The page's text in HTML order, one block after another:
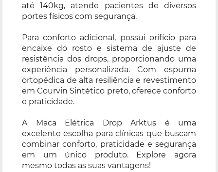
até 140kg, atende pacientes de diversos
portes físicos com segurança.
Para conforto adicional, possui orifício para
encaixe do rosto e sistema de ajuste de
resistência dos drops, proporcionando uma
experiência personalizada. Com espuma
ortopédica de alta resiliência e revestimento
em Courvin Sintético preto, oferece conforto
e praticidade.
A Maca Elétrica Drop Arktus é uma
excelente escolha para clínicas que buscam
combinar conforto, praticidade e segurança
em um único produto. Explore agora
mesmo todas as suas vantagens!